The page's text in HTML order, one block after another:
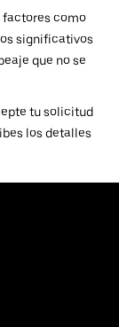
factores como
significativos
que no se
tu solicitud
los detalles